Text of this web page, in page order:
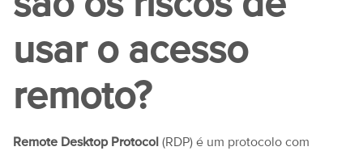
usar o acesso
remoto?
Remote Desktop Protocol (RDP) é um protocolo com